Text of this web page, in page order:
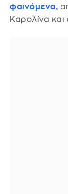
φαινόμενα,
Καρολίνα και